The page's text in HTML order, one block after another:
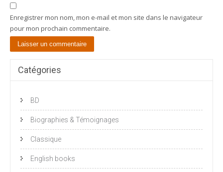
Enregistrer mon nom, mon e-mail et mon site dans le navigateur
pour mon prochain commentaire.
Catégories
BD
Biographies & Témoignages
Classique
English books